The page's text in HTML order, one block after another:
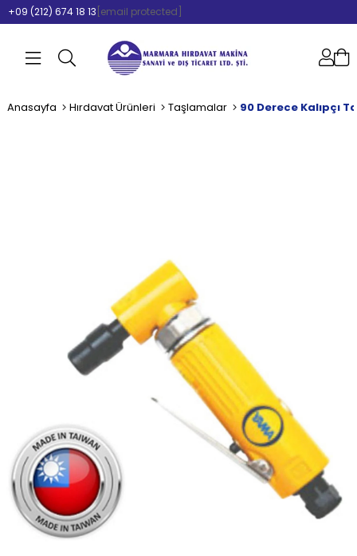
+09 (212) 674 18 13 [email protected]
Anasayfa Hırdavat Ürünleri Taşlamalar 90 Derece Kalıpçı